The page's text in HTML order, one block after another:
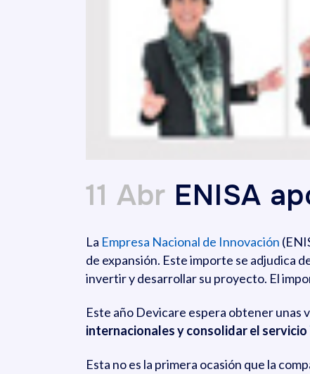
11 Abr ENISA
La Empresa Nacional de Innovación
de expansión. Este importe se adjudica
invertir y desarrollar su proyecto. El
Este año Devicare espera obtener unas
internacionales y consolidar el servicio
Esta no es la primera ocasión que la